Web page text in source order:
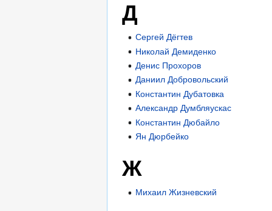
Д
Сергей Дёгтев
Николай Демиденко
Денис Прохоров
Даниил Добровольский
Константин Дубатовка
Александр Думбляускас
Константин Дюбайло
Ян Дюрбейко
Ж
Михаил Жизневский